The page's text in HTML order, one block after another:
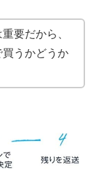
要だから、
うかどうか